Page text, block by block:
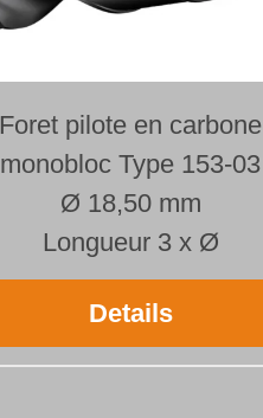
Foret pilote en carbone
monobloc Type 153-03
Ø 18,50 mm
Longueur 3 x Ø
Details